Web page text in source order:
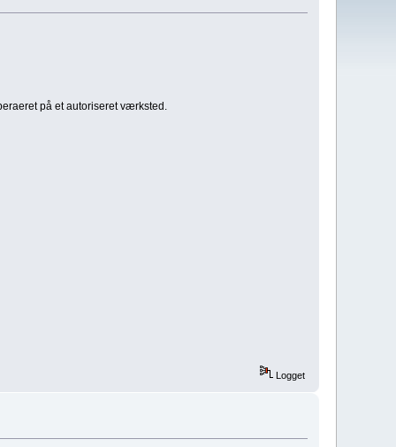
på et autoriseret værksted.
Logget